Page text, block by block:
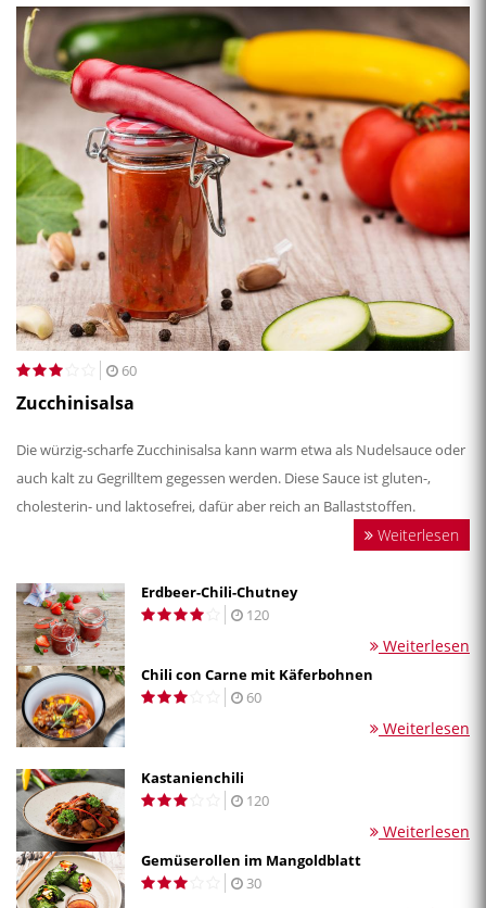
60
Zucchinisalsa
Die würzig-scharfe Zucchinisalsa kann warm etwa als Nudelsauce oder
auch kalt zu Gegrilltem gegessen werden. Diese Sauce ist gluten-,
cholesterin- und laktosefrei, dafür aber reich an Ballaststoffen.
Weiterlesen
Erdbeer-Chili-Chutney
120
Weiterlesen
Chili con Carne mit Käferbohnen
60
Weiterlesen
Kastanienchili
120
Weiterlesen
Gemüserollen im Mangoldblatt
30